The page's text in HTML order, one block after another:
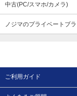
中古(PC/スマホ/カメラ)
ノジマのプライベートブ
ご利用ガイド